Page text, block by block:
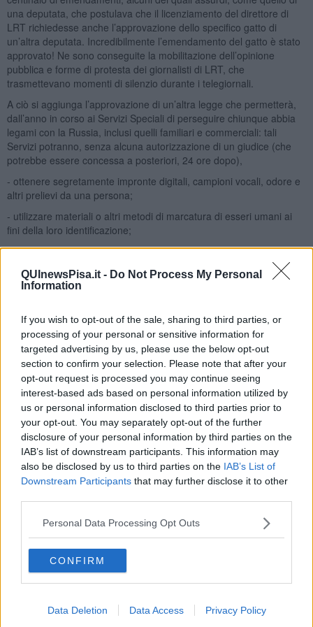
QUInewsPisa.it - Do Not Process My Personal
Information
If you wish to opt-out of the sale, sharing to third parties, or
processing of your personal or sensitive information for
targeted advertising by us, please use the below opt-out
section to confirm your selection. Please note that after your
opt-out request is processed you may continue seeing
interest-based ads based on personal information utilized by
us or personal information disclosed to third parties prior to
your opt-out. You may separately opt-out of the further
disclosure of your personal information by third parties on the
IAB’s list of downstream participants. This information may
also be disclosed by us to third parties on the IAB’s List of
Downstream Participants that may further disclose it to other
Personal Data Processing Opt Outs
CONFIRM
Data Deletion Data Access Privacy Policy
una deputata, che postulava che il licenziamento del direttore di
LRT richiedesse anche l’approvazione dello specifico gatto di
un’altra deputata. Incredibilmente l’emendamento del gatto è stato
approvato! Ne sono conseguite la mobilitazione dell’opinione
pubblica e forme di protesta dei giornalisti di LRT, che
trasmettevano momenti di silenzio durante i telegiornali.
A ciò si aggiunga l’approvazione di un’altra legge che permetterà,
dall’anno in corso ai Servizi Speciali di perseguire chiunque abbia
legami con la Russia, inclusi quelli familiari e commerciali: tali
Servizi potranno, senza alcuna autorizzazione di un giudice (che
potrebbe essere concessa a posteriori, 24 ore dopo),
- ottenere segretamente impronte digitali, campioni vocali, odore e
altri prelievi da una persona;
- utilizzare materiali o altri metodi di marcatura di esseri umani ai
fini della loro identificazione;
- acquisire equipaggiamento speciale, esplosivi e materiali esplosivi
Ciò conferma che lo stato di guerra cronico logora … e non solo
Analizzerò la prossima volta altre forme diPanopticon digitale.
Adolfo Santoro
Se vuoi leggere le notizie principali della Toscana iscriviti alla
Newsletter QUInews - ToscanaMedia. Arriva gratis tutti i giorni
alle 20:00 direttamente nella tua casella di posta.
Basta cliccareQUI
Ti potrebbe interessare anche:
Articoli dal Blog “Disincantato” di Adolfo Santoro
​Un esempio di civismo
​Linee guida per organizzare il civismo della complessità
Il nesso tra cambiamenti climatici e salute umana